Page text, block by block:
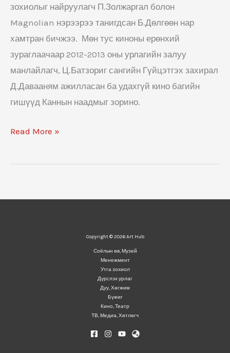
зохиолыг найруулагч П.Золжаргал болон
Magnolian нэрээрээ танигдсан Б.Дөлгөөн нар
хамтран бичжээ. Мөн тус киноны ерөнхий
зураглаачаар 2012-2013 оны урлагийн залуу
манлайлагч, Ц.Батзориг сангийн Гүйцэтгэх захирал
Д.Давааням ажилласан ба удахгүй кино багийн
гишүүд Каннын наадмыг зорино.
Read More »
Copyright © 2026 Art Hub
Соёлын өв, Музей
Менежмент
Утга зохиол
Дүрслэх урлаг
Дуу, Хөгжим
Бүжиг
Кино, Театр
ТВ, Медиа, Хөтлөгч